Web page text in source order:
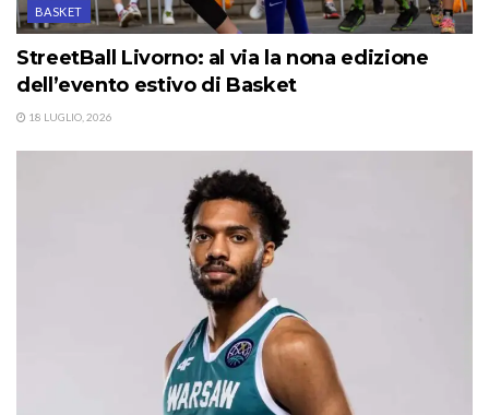
BASKET
StreetBall Livorno: al via la nona edizione
dell’evento estivo di Basket
18 LUGLIO, 2026